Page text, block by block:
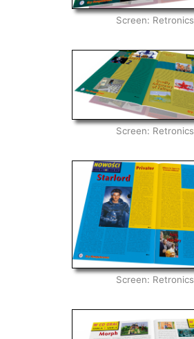
Screen: Retronics
Screen: Retronics
Screen: Retronics